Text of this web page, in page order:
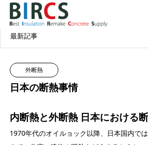
コラム
最新記事
外断熱
日本の断熱事情
内断熱と外断熱 日本における
1970年代のオイルョック以降、日本国内で